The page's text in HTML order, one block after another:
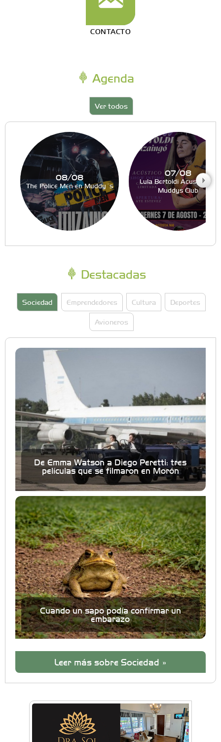
CONTACTO
Agenda
Ver todos
08/08
The Police Men en Muddy´s
07/08
Lula Bertoldi Acustico en
Muddys Club
Destacadas
Sociedad Emprendedores Cultura Deportes
Avioneros
De Emma Watson a Diego Peretti: tres
películas que se filmaron en Morón
Cuando un sapo podía confirmar un
embarazo
Leer más sobre Sociedad »